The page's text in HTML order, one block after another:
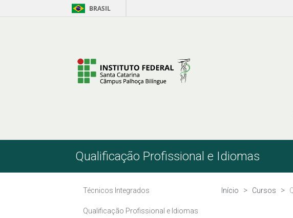
Pular para o Conteúdo BRASIL
Qualificação Profissional e Idiomas
Técnicos Integrados
Qualificação Profissional e Idiomas
Início Cursos